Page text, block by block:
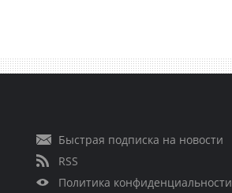
Быстрая подписка на новости
RSS
Политика конфиденциальности